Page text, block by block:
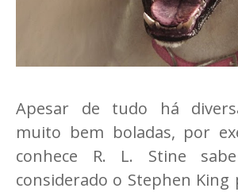
Apesar de tudo há
muito bem boladas, por
conhece R. L. Stine
considerado o Stephen King